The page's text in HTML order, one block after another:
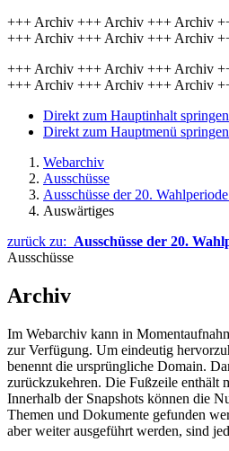
+++ Archiv +++ Archiv +++ Archiv
+++ Archiv +++ Archiv +++ Archiv
+++ Archiv +++ Archiv +++ Archiv
+++ Archiv +++ Archiv +++ Archiv
Direkt zum Hauptinhalt springen
Direkt zum Hauptmenü springen
Webarchiv
Ausschüsse
Ausschüsse der 20.
Auswärtiges
zurück zu: Ausschüsse der 20.
Ausschüsse
Archiv
Im Webarchiv kann in
zur Verfügung. Um eindeutig
benennt die ursprüngliche Domain.
zurückzukehren. Die Fußzeile enthält
Innerhalb der Snapshots können die
Themen und Dokumente gefunden
aber weiter ausgeführt werden, sind